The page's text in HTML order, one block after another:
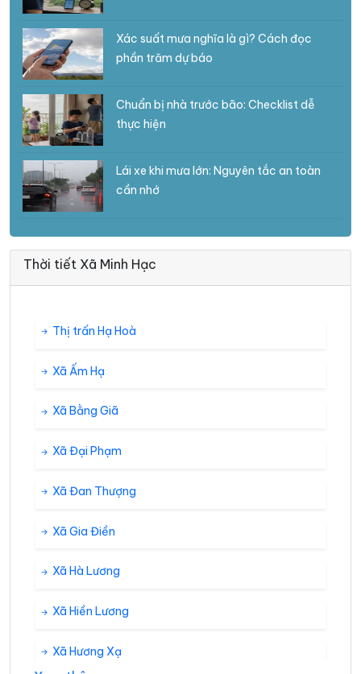
Xác suất mưa nghĩa là gì? Cách đọc
phần trăm dự báo
Chuẩn bị nhà trước bão: Checklist dễ
thực hiện
Lái xe khi mưa lớn: Nguyên tắc an toàn
cần nhớ
Thời tiết Xã Minh Hạc
Thị trấn Hạ Hoà
Xã Ấm Hạ
Xã Bằng Giã
Xã Đại Phạm
Xã Đan Thượng
Xã Gia Điền
Xã Hà Lương
Xã Hiền Lương
Xã Hương Xạ